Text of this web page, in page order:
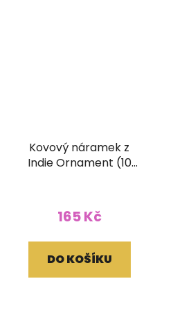
Kovový náramek z
Indie Ornament (10
165 Kč
DO KOŠÍKU